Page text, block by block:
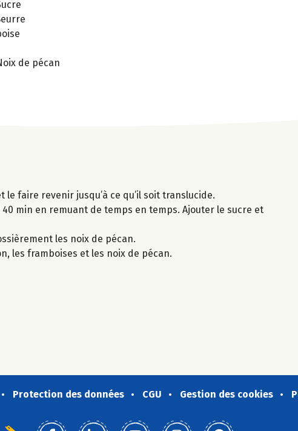
de pécan
faire revenir jusqu’à ce qu’il soit translucide.
min en remuant de temps en temps. Ajouter le sucre et
les noix de pécan.
les framboises et les noix de pécan.
Protection des données CGU Gestion des cookies